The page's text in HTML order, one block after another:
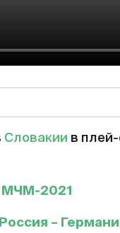
Словакии в
МЧМ-2021
–